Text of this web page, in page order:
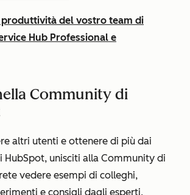
produttività del vostro team di
Hub Professional e
Community di
altri utenti e ottenere di più dai
HubSpot, unisciti alla Community di
vedere esempi di colleghi,
e consigli dagli esperti,